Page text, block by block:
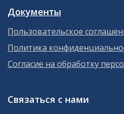
Документы
Пользовательское
Политика
Согласие на обработку
Связаться с нами